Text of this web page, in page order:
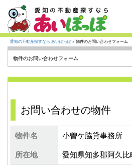
愛知の不動産探すなら あいぽっぽ> 物件のお問い合わせフォーム
物件のお問い合わせフォーム
お問い合わせの物件
物件名
小曽ケ脇貸事務所
所在地
愛知県知多郡阿久